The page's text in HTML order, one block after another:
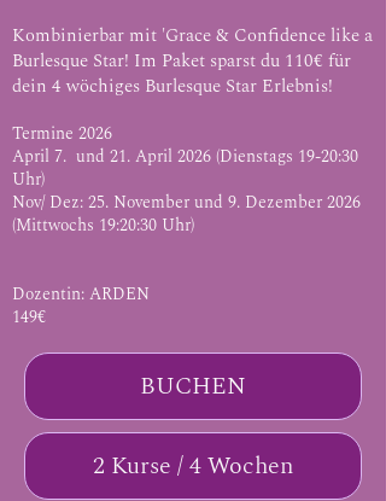
Kombinierbar mit 'Grace & Confidence like a
Burlesque Star! Im Paket sparst du 110€ für
dein 4 wöchiges Burlesque Star Erlebnis!
Termine 2026
April 7. und 21. April 2026 (Dienstags 19-20:30
Uhr)
Nov/ Dez: 25. November und 9. Dezember 2026
(Mittwochs 19:20:30 Uhr)​
Dozentin: ARDEN
149€
BUCHEN
2 Kurse / 4 Wochen